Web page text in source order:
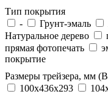
Тип покрытия
-
Грунт-эмаль
Натуральное дерево
прямая фотопечать
покрытие
Размеры трейзера, мм
100x436x293